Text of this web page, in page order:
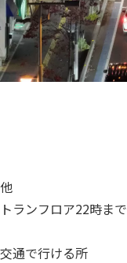
フロア22時まで
行ける所